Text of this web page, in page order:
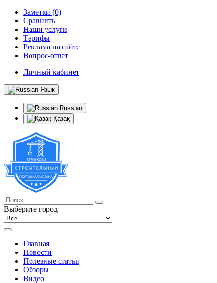
Заметки (0)
Сравнить
Наши услуги
Тарифы
Реклама на сайте
Вопрос-ответ
Личный кабинет
Язык
Russian
Қазақ
Выберите город
Главная
Новости
Полезные статьи
Обзоры
Видео